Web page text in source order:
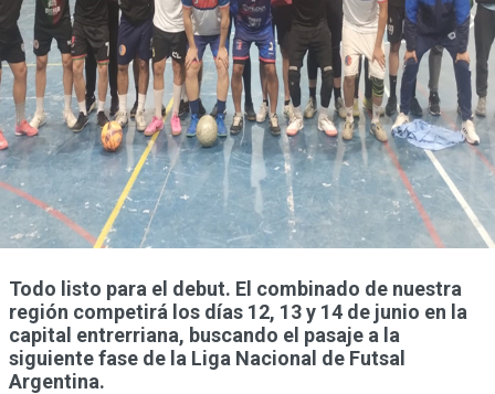
Todo listo para el debut. El combinado de nuestra
región competirá los días 12, 13 y 14 de junio en la
capital entrerriana, buscando el pasaje a la
siguiente fase de la Liga Nacional de Futsal
Argentina.